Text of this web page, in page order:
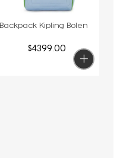
Backpack Kipling Bolen
$4399.00